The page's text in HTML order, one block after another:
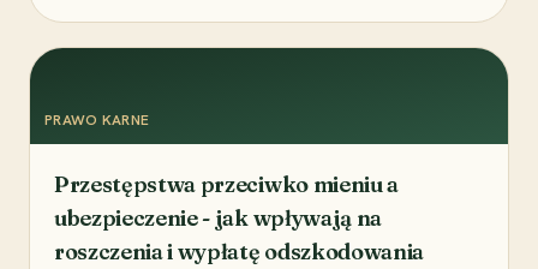
PRAWO KARNE
Przestępstwa przeciwko mieniu a
ubezpieczenie - jak wpływają na
roszczenia i wypłatę odszkodowania